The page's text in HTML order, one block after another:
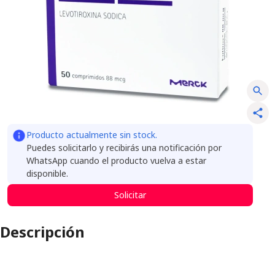
Producto actualmente sin stock.
Puedes solicitarlo y recibirás una notificación por
WhatsApp cuando el producto vuelva a estar
disponible.
Solicitar
Descripción